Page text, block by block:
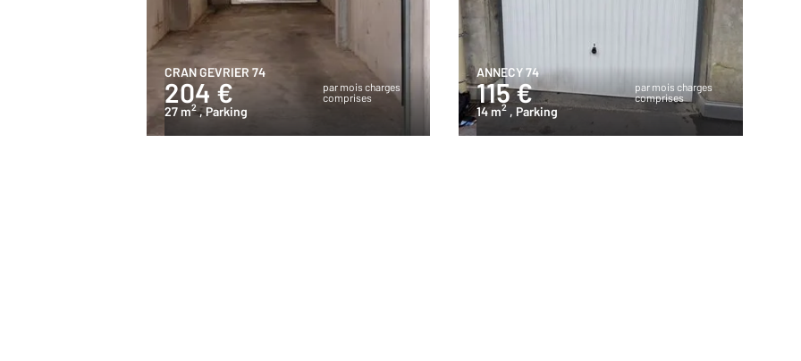
CRAN GEVRIER 74
204 €
par mois charges
comprises
27 m2 , Parking
ANNECY 74
115 €
par mois charges
comprises
14 m2 , Parking